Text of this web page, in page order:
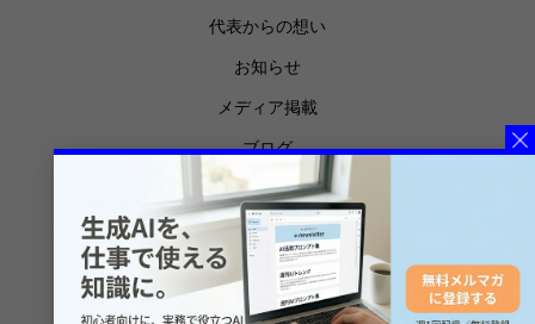
代表からの想い
お知らせ
メディア掲載
ブログ
プライバシーポリシー
特定商取引法に基づく表記
メルマガ登録
お問合せ